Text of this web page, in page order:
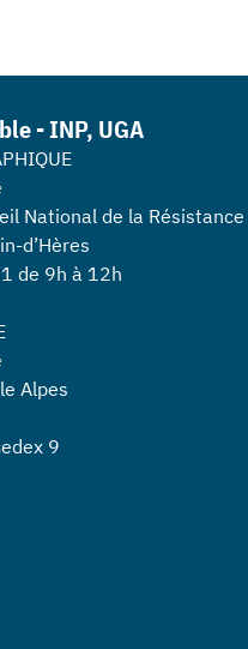
- INP, UGA
National de la Résistance
d’Hères
de 9h à 12h
Alpes
9